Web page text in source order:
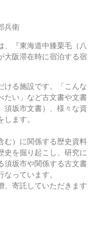
兵衛
、『東海道中膝栗毛（八
大阪滞在時に宿泊する宿
る施設です。「こんな
たい」など古文書や文書
須坂市文書）、様々な資
ます。
む）に関係する歴史資料
史を掘り起こし、研究に
須坂市や関係する古文書
っています。
寄託していただきます